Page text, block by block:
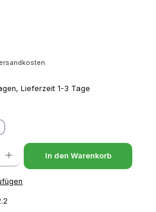
Lieferzeit 1-3 Tage
Wert ein oder benutze die
In den Warenkorb